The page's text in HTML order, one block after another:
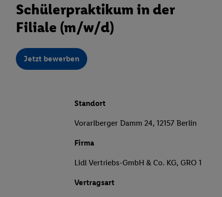
Schülerpraktikum in der
Filiale (m/w/d)
Jetzt bewerben
Standort
Vorarlberger Damm 24, 12157 Berlin
Firma
Lidl Vertriebs-GmbH & Co. KG, GRO 1
Vertragsart